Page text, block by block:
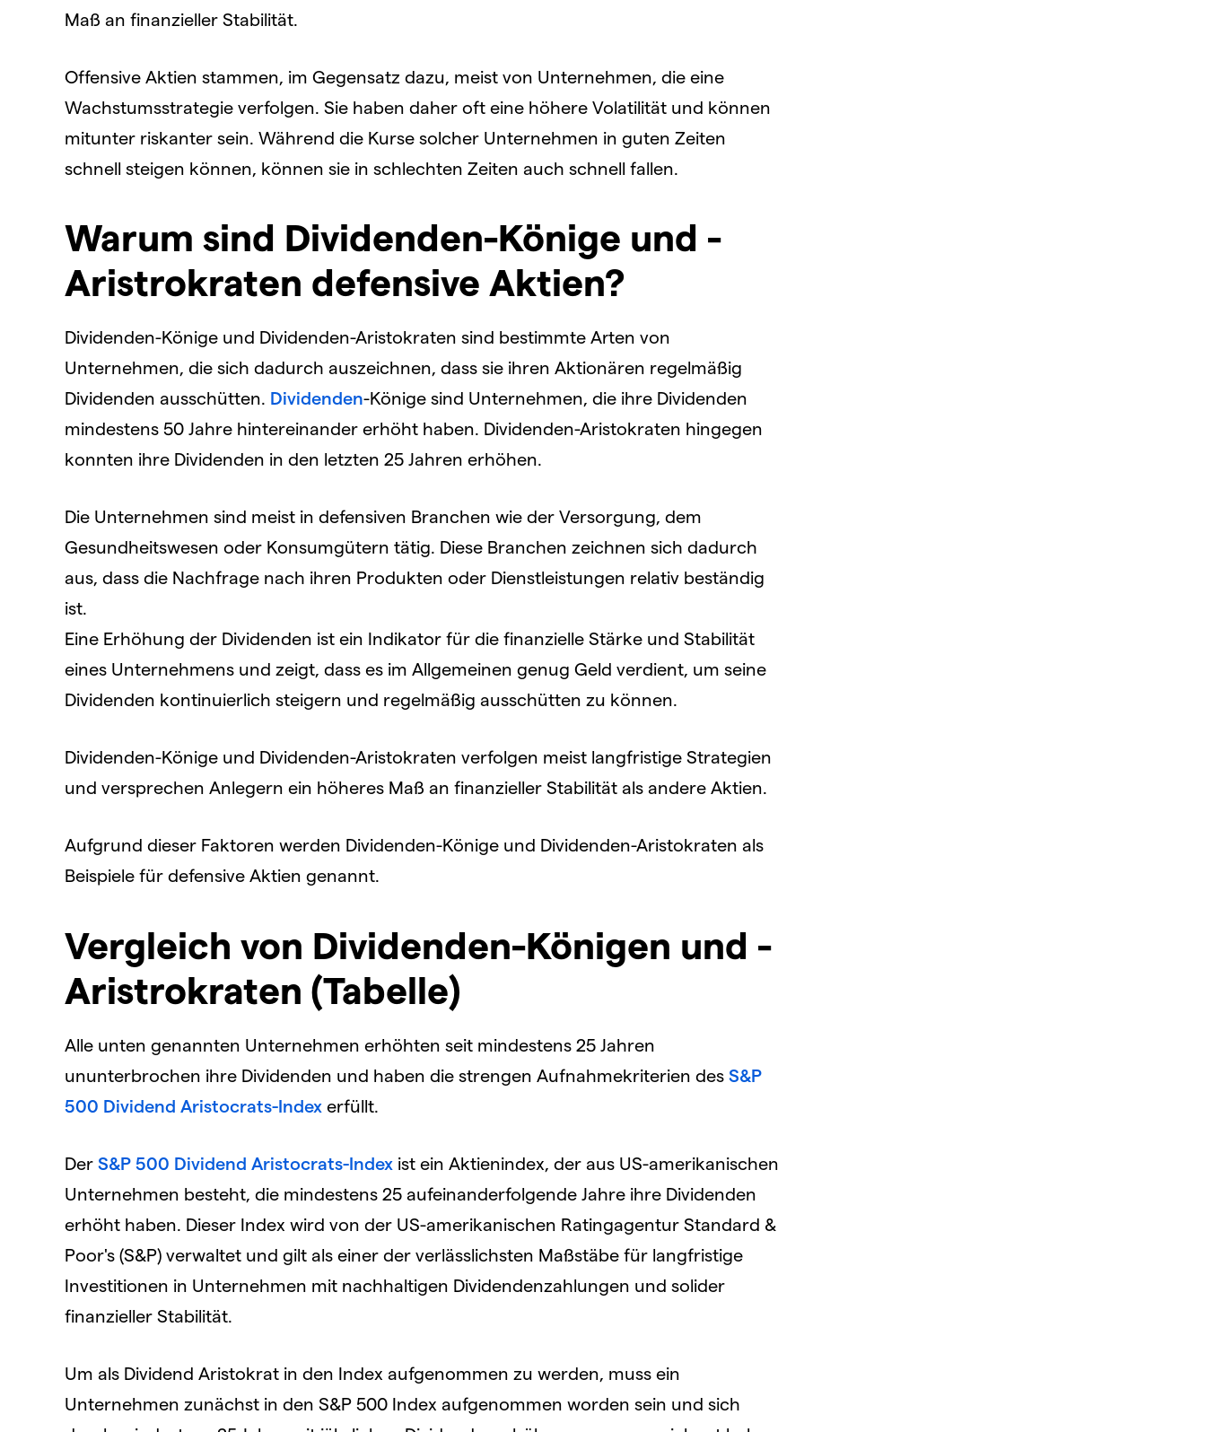
Maß an finanzieller Stabilität.
Offensive Aktien stammen, im Gegensatz dazu, meist von Unternehmen, die eine
Wachstumsstrategie verfolgen. Sie haben daher oft eine höhere Volatilität und können
mitunter riskanter sein. Während die Kurse solcher Unternehmen in guten Zeiten
schnell steigen können, können sie in schlechten Zeiten auch schnell fallen.
Warum sind Dividenden-Könige und -
Aristrokraten defensive Aktien?
Dividenden-Könige und Dividenden-Aristokraten sind bestimmte Arten von
Unternehmen, die sich dadurch auszeichnen, dass sie ihren Aktionären regelmäßig
Dividenden ausschütten. Dividenden-Könige sind Unternehmen, die ihre Dividenden
mindestens 50 Jahre hintereinander erhöht haben. Dividenden-Aristokraten hingegen
konnten ihre Dividenden in den letzten 25 Jahren erhöhen.
Die Unternehmen sind meist in defensiven Branchen wie der Versorgung, dem
Gesundheitswesen oder Konsumgütern tätig. Diese Branchen zeichnen sich dadurch
aus, dass die Nachfrage nach ihren Produkten oder Dienstleistungen relativ beständig
ist.
Eine Erhöhung der Dividenden ist ein Indikator für die finanzielle Stärke und Stabilität
eines Unternehmens und zeigt, dass es im Allgemeinen genug Geld verdient, um seine
Dividenden kontinuierlich steigern und regelmäßig ausschütten zu können.
Dividenden-Könige und Dividenden-Aristokraten verfolgen meist langfristige Strategien
und versprechen Anlegern ein höheres Maß an finanzieller Stabilität als andere Aktien.
Aufgrund dieser Faktoren werden Dividenden-Könige und Dividenden-Aristokraten als
Beispiele für defensive Aktien genannt.
Vergleich von Dividenden-Königen und -
Aristrokraten (Tabelle)
Alle unten genannten Unternehmen erhöhten seit mindestens 25 Jahren
ununterbrochen ihre Dividenden und haben die strengen Aufnahmekriterien des S&P
500 Dividend Aristocrats-Index erfüllt.
Der S&P 500 Dividend Aristocrats-Index ist ein Aktienindex, der aus US-amerikanischen
Unternehmen besteht, die mindestens 25 aufeinanderfolgende Jahre ihre Dividenden
erhöht haben. Dieser Index wird von der US-amerikanischen Ratingagentur Standard &
Poor's (S&P) verwaltet und gilt als einer der verlässlichsten Maßstäbe für langfristige
Investitionen in Unternehmen mit nachhaltigen Dividendenzahlungen und solider
finanzieller Stabilität.
Um als Dividend Aristokrat in den Index aufgenommen zu werden, muss ein
Unternehmen zunächst in den S&P 500 Index aufgenommen worden sein und sich